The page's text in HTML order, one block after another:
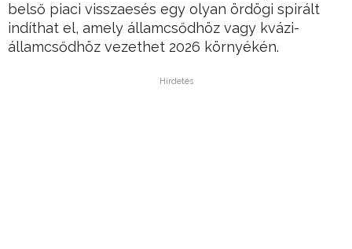
belső piaci visszaesés egy olyan ördögi spirált
indíthat el, amely államcsődhöz vagy kvázi-
államcsődhöz vezethet 2026 környékén.
Hirdetés